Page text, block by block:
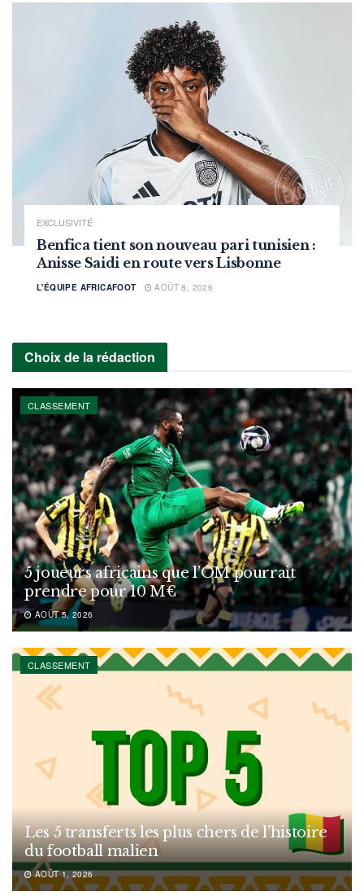
EXCLUSIVITÉ
Benfica tient son nouveau pari tunisien :
Anisse Saidi en route vers Lisbonne
L'ÉQUIPE AFRICAFOOT AOÛT 8, 2026
Choix de la rédaction
CLASSEMENT
5 joueurs africains que l’OM pourrait
prendre pour 10 M€
AOÛT 5, 2026
CLASSEMENT
Les 5 transferts les plus chers de l’histoire
du football malien
AOÛT 1, 2026